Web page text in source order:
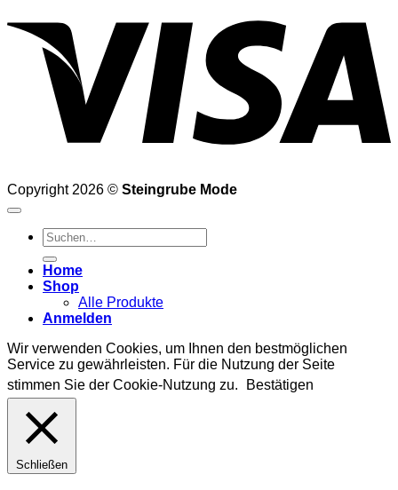
Copyright 2026 © Steingrube Mode
Suchen
nach:
Home
Shop
Alle Produkte
Anmelden
Wir verwenden Cookies, um Ihnen den bestmöglichen
Service zu gewährleisten. Für die Nutzung der Seite
stimmen Sie der Cookie-Nutzung zu.
Bestätigen
Schließen